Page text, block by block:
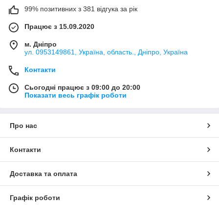
99% позитивних з 381 відгука за рік
Працює з 15.09.2020
м. Дніпро
ул. 0953149861, Україна, область., Дніпро, Україна
Контакти
Сьогодні працює з 09:00 до 20:00
Показати весь графік роботи
Про нас
Контакти
Доставка та оплата
Графік роботи